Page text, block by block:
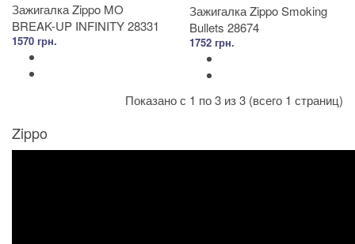
Зажигалка Zippo MO
BREAK-UP INFINITY 28331
1570 грн.
Зажигалка Zippo Smoking
Bullets 28674
1752 грн.
Показано с 1 по 3 из 3 (всего 1 страниц)
Zippo